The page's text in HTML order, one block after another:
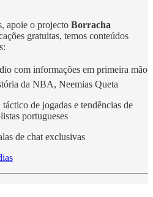
apoie o projecto Borracha
gratuitas, temos conteúdos
com informações em primeira mão
da NBA, Neemias Queta
táctico de jogadas e tendências de
portugueses
de chat exclusivas